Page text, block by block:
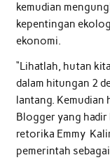
kemudian
kepentingan
ekonomi.
“Lihatlah, hutan
dalam hitungan 2
lantang. Kemudian
Blogger yang
retorika Emmy
pemerintah